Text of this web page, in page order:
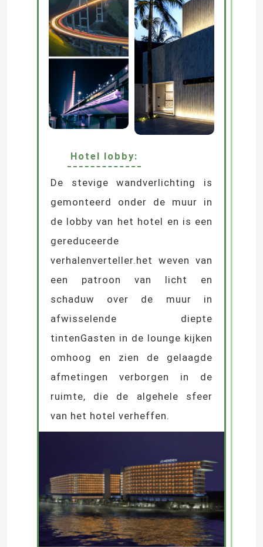
Hotel lobby:
De stevige wandverlichting is
gemonteerd onder de muur in
de lobby van het hotel en is een
gereduceerde
verhalenverteller.het weven van
een patroon van licht en
schaduw over de muur in
afwisselende diepte
tintenGasten in de lounge kijken
omhoog en zien de gelaagde
afmetingen verborgen in de
ruimte, die de algehele sfeer
van het hotel verheffen.